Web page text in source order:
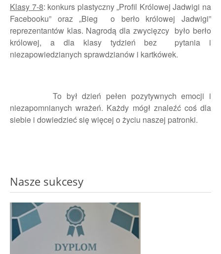
Klasy 7-8: konkurs plastyczny „Profil Królowej Jadwigi na
Facebooku” oraz „Bieg o berło królowej Jadwigi”
reprezentantów klas. Nagrodą dla zwycięzcy było berło
królowej, a dla klasy tydzień bez pytania i
niezapowiedzianych sprawdzianów i kartkówek.
To był dzień pełen pozytywnych emocji i
niezapomnianych wrażeń. Każdy mógł znaleźć coś dla
siebie i dowiedzieć się więcej o życiu naszej patronki.
Nasze sukcesy